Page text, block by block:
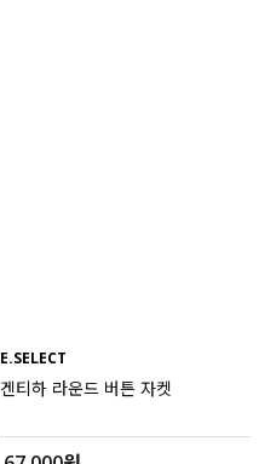
E.SELECT
겐티하 라운드 버튼 자켓